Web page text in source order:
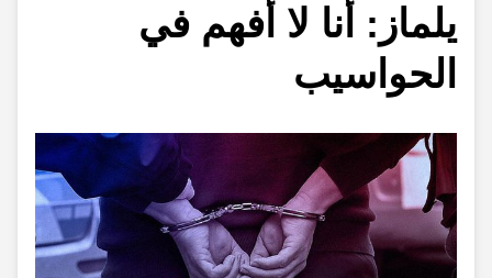
يلماز: أنا لا أفهم في
الحواسيب